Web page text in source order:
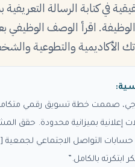
في كتابة الرسالة
اقرأ الوصف الوظيفي
الأكاديمية والتطوعية
صممت خطة تسويق رقمي متكاملة
إعلانية بميزانية محدودة. حقق
ابتكرته بالكامل.”